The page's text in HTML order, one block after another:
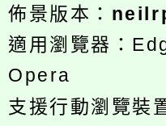
佈景版本：
適用瀏覽器：
Opera
支援行動瀏覽裝